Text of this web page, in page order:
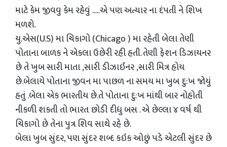
માટે કેમ જીવવુ કેમ રહેવું .....એ પણ અત્યાર ના દંપતી ને શિખ
મળશે.
યુ.એસ(U.S) મા ચિકાગો (Chicago ) મા રહેતી બેલા તેણી
પોતાના બાળક ને એકલા ઉછેરી રહી હતી. તેણી ફેશન ડિઝાયનર
છે તે ખુબ સારી માતા ,સારી ડીઝાઈનર ,સારી મિત્ર હોય
છે.બેલાયે પોતાના જીવન મા પાછળ ના સમય મા ખુબ દુ:ખ જોયું
હતું .બેલા એક ભારતીય છે.તે પોતાના દુ:ખ માંથી બાર નોહોતી
નીકળી શકતી તો ભારત છોડી દીધુ બસ . એ છેલ્લા ૪વર્ષથી
ચિકાગો છે તેના પુત્ર શિવ સાથે રહે છે.
બેલા ખુબ સુંદર, પણ સુંદર શબ્દ કઇક ઓછું પડે એટલી સુંદર છે